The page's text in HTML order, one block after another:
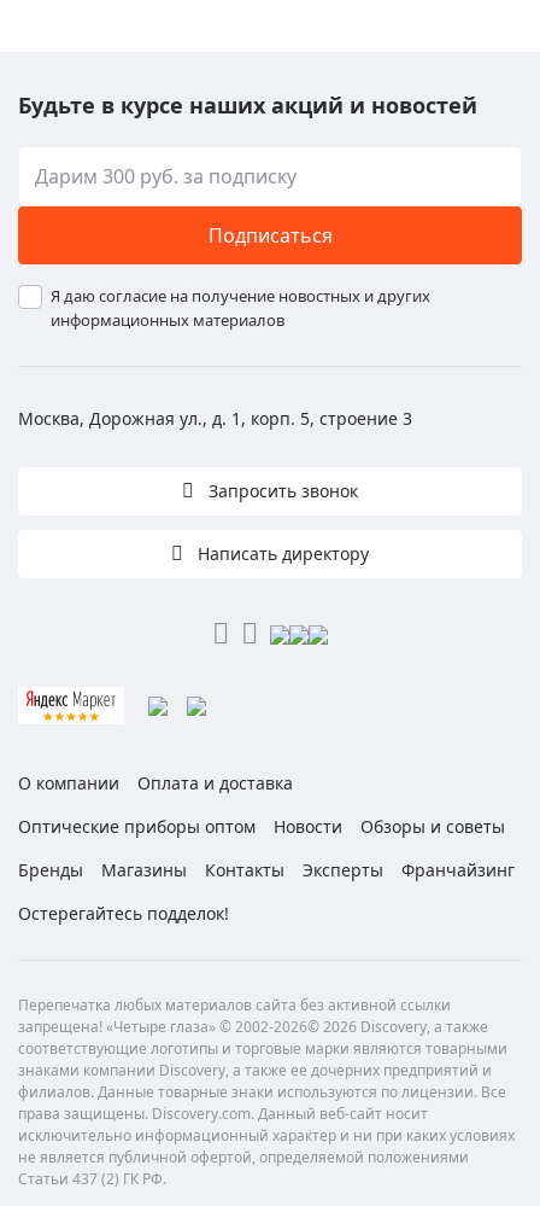
Будьте в курсе наших акций и новостей
Подписаться
Я даю согласие на получение новостных и других
информационных материалов
Москва, Дорожная ул., д. 1, корп. 5, строение 3
Запросить звонок
Написать директору
О компании
Оплата и доставка
Оптические приборы оптом
Новости
Обзоры и советы
Бренды
Магазины Контакты Эксперты
Франчайзинг
Остерегайтесь подделок!
Перепечатка любых материалов сайта без активной ссылки
запрещена! «Четыре глаза» © 2002-2026© 2026 Discovery, а также
соответствующие логотипы и торговые марки являются товарными
знаками компании Discovery, а также ее дочерних предприятий и
филиалов. Данные товарные знаки используются по лицензии. Все
права защищены. Discovery.com. Данный веб-сайт носит
исключительно информационный характер и ни при каких условиях
не является публичной офертой, определяемой положениями
Статьи 437 (2) ГК РФ.